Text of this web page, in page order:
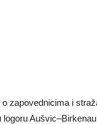
zapovednicima i
logoru